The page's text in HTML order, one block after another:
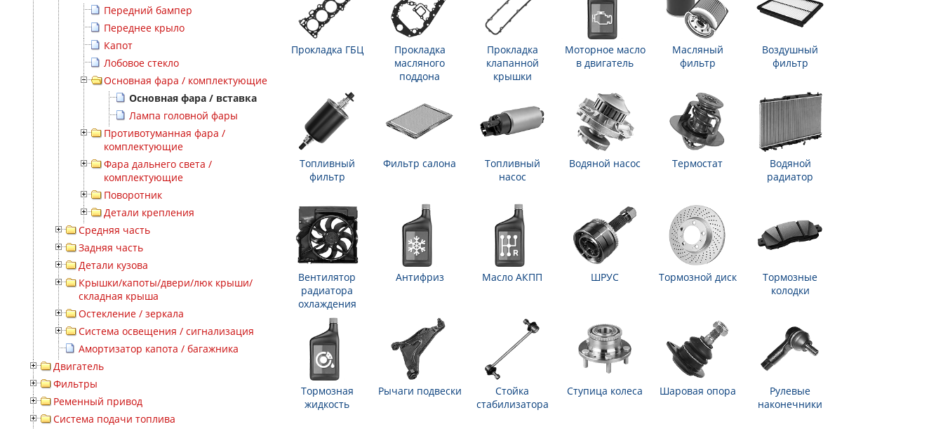
Передний бампер
Переднее крыло
Капот
Лобовое стекло
Основная фара / комплектующие
Основная фара / вставка
Лампа головной фары
Противотуманная фара /
комплектующие
Фара дальнего света /
комплектующие
Поворотник
Детали крепления
Средняя часть
Задняя часть
Детали кузова
Крышки/капоты/двери/люк крыши/
складная крыша
Остекление / зеркала
Система освещения / сигнализация
Амортизатор капота / багажника
Двигатель
Фильтры
Ременный привод
Система подачи топлива
Прокладка ГБЦ
Прокладка
масляного
поддона
Прокладка
клапанной
крышки
Моторное масло
в двигатель
Масляный
фильтр
Воздушный
фильтр
Топливный
фильтр
Фильтр салона
Топливный
насос
Водяной насос Термостат
Водяной
радиатор
Вентилятор
радиатора
охлаждения
Антифриз Масло АКПП ШРУС Тормозной диск
Тормозные
колодки
Тормозная
жидкость
Рычаги подвески
Стойка
стабилизатора
Ступица колеса Шаровая опора
Рулевые
наконечники